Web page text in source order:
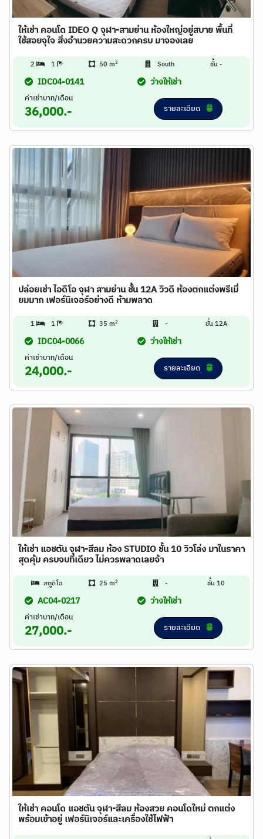
ให้เช่า คอนโด IDEO Q จุฬา-สามย่าน ห้องใหญ่อยู่สบาย พื้นที่
ใช้สอยจุใจ สิ่งอำนวยความสะดวกครบ มาจองเลย
2 1 50 m2 South ชั้น -
IDC04-0141 ว่างให้เช่า
ค่าเช่าบาท/เดือน
36,000.- รายละเอียด
ปล่อยเช่า ไอดีโอ จุฬา สามย่าน ชั้น 12A วิวดี ห้องตกแต่งพรีเมี่
ยมมาก เฟอร์นิเจอร์อย่างดี ห้ามพลาด
1 1 35 m2 - ชั้น 12A
IDC04-0066 ว่างให้เช่า
ค่าเช่าบาท/เดือน
24,000.- รายละเอียด
ให้เช่า แอชตัน จุฬา-สีลม ห้อง STUDIO ชั้น 10 วิวโล่ง มาในราคา
สุดคุ้ม ครบจบที่เดียว ไม่ควรพลาดเลยจ้า
สตูดิโอ 25 m2 - ชั้น 10
AC04-0217 ว่างให้เช่า
ค่าเช่าบาท/เดือน
27,000.- รายละเอียด
ให้เช่า คอนโด แอชตัน จุฬา-สีลม ห้องสวย คอนโดใหม่ ตกแต่ง
พร้อมเข้าอยู่ เฟอร์นิเจอร์และเครื่องใช้ไฟฟ้า